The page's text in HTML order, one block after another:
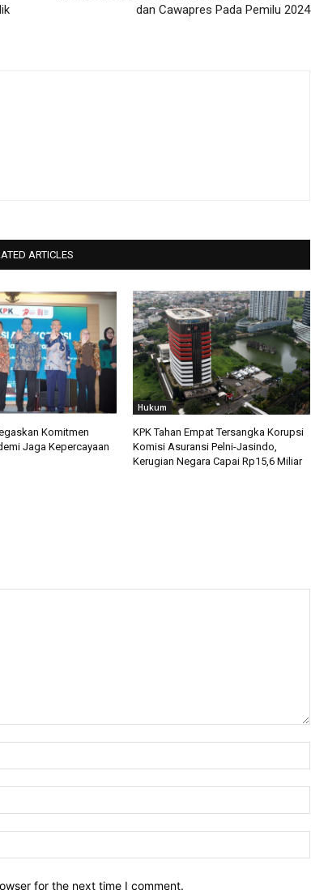
dan Cawapres Pada Pemilu 2024
ARTICLES
Komitmen
Jaga Kepercayaan
Hukum
KPK Tahan Empat Tersangka Korupsi
Komisi Asuransi Pelni-Jasindo,
Kerugian Negara Capai Rp15,6 Miliar
for the next time I comment.